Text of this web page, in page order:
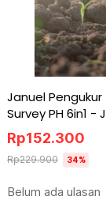
Januel
Survey PH 6in1 -
Belum ada ulasan
Rp152.300
Rp229.900 34%